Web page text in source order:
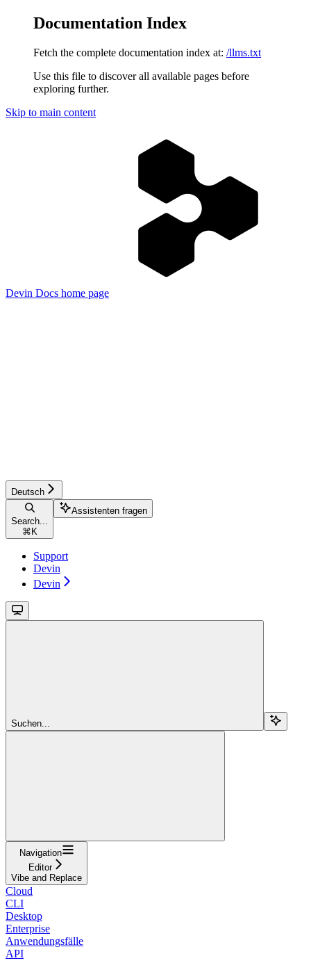
Documentation Index
Fetch the complete documentation index at: /llms.txt
Use this file to discover all available pages before
exploring further.
Skip to main content
Devin Docs home page
Deutsch
Search...
⌘ K
Assistenten fragen
Support
Devin
Devin
Suchen...
Navigation
Editor
Vibe and Replace
Cloud
CLI
Desktop
Enterprise
Anwendungsfälle
API